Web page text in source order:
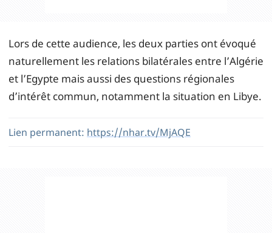
Lors de cette audience, les deux parties ont évoqué
naturellement les relations bilatérales entre l’Algérie
et l’Egypte mais aussi des questions régionales
d’intérêt commun, notamment la situation en Libye.
Lien permanent: https://nhar.tv/MjAQE